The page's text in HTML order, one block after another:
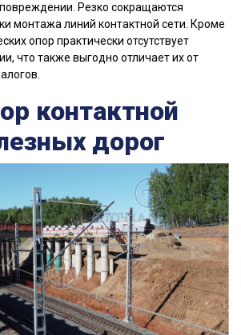
Резко сокращаются
монтажа линий контактной сети. Кроме
опор практически отсутствует
что также выгодно отличает их от
контактной
дорог